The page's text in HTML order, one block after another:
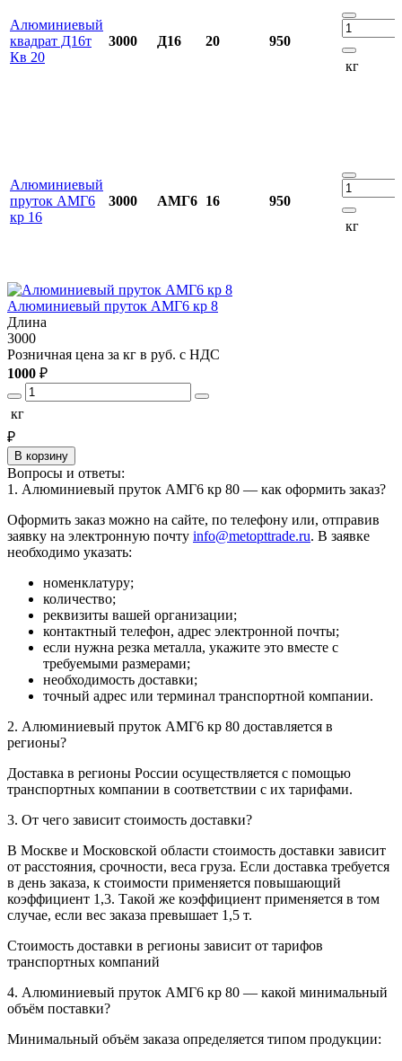
Алюминиевый
квадрат Д16т
Кв 20
3000 Д16 20
950
кг
Алюминиевый
пруток АМГ6
кр 16
3000 АМГ6 16
950
кг
Алюминиевый пруток АМГ6 кр 8
Длина
3000
Розничная цена за кг в руб. с НДС
1000 ₽
кг
₽
В корзину
Вопросы и ответы:
1. Алюминиевый пруток АМГ6 кр 80 — как оформить заказ?
Оформить заказ можно на сайте, по телефону или, отправив
заявку на электронную почту info@metopttrade.ru. В заявке
необходимо указать:
номенклатуру;
количество;
реквизиты вашей организации;
контактный телефон, адрес электронной почты;
если нужна резка металла, укажите это вместе с
требуемыми размерами;
необходимость доставки;
точный адрес или терминал транспортной компании.
2. Алюминиевый пруток АМГ6 кр 80 доставляется в
регионы?
Доставка в регионы России осуществляется с помощью
транспортных компании в соответствии с их тарифами.
3. От чего зависит стоимость доставки?
В Москве и Московской области стоимость доставки зависит
от расстояния, срочности, веса груза. Если доставка требуется
в день заказа, к стоимости применяется повышающий
коэффициент 1,3. Такой же коэффициент применяется в том
случае, если вес заказа превышает 1,5 т.
Стоимость доставки в регионы зависит от тарифов
транспортных компаний
4. Алюминиевый пруток АМГ6 кр 80 — какой минимальный
объём поставки?
Минимальный объём заказа определяется типом продукции: